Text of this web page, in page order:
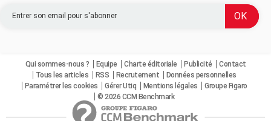
Qui sommes-nous ? Equipe Charte éditoriale Publicité
Contact
Tous les articles
RSS Recrutement
Données personnelles
Paramétrer les cookies
Gérer Utiq Mentions légales
Groupe Figaro
© 2026 CCM Benchmark